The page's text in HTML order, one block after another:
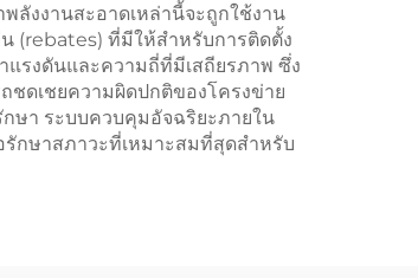
ลังงานสะอาดเหล่านี้จะถูกใช้งาน
(rebates) ที่มีให้สำหรับการติดตั้ง
รงดันและความถี่ที่มีเสถียรภาพ ซึ่ง
ชดเชยความผิดปกติของโครงข่าย
ษา ระบบควบคุมอัจฉริยะภายใน
รักษาสภาวะที่เหมาะสมที่สุดสำหรับ